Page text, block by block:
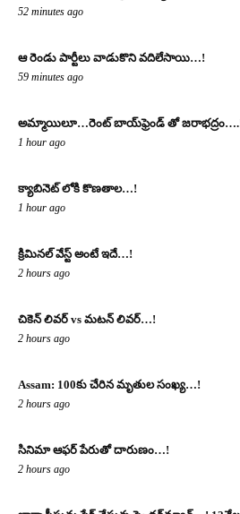
52 minutes ago
ఆ రెండు పార్టీలు వాడుకొని వదిలేసాయి…!
59 minutes ago
అమ్మాయిలూ…రెంట్ బాయ్‌ఫ్రెండ్ తో జరాభద్రం….!
1 hour ago
క్యాబినెట్ లోకి కొణతాల…!
1 hour ago
క్రిమినల్ వేస్ట్ అంటే ఇదే…!
2 hours ago
చికెన్ లివర్ vs మటన్ లివర్…!
2 hours ago
Assam: 100కు చేరిన మృతుల సంఖ్య‌…!
2 hours ago
సినిమా ఆఫర్ పేరుతో దారుణం…!
2 hours ago